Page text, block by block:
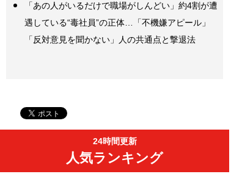
「あの人がいるだけで職場がしんどい」約4割が遭
遇している“毒社員”の正体…「不機嫌アピール」
「反対意見を聞かない」人の共通点と撃退法
24時間更新
人気ランキング